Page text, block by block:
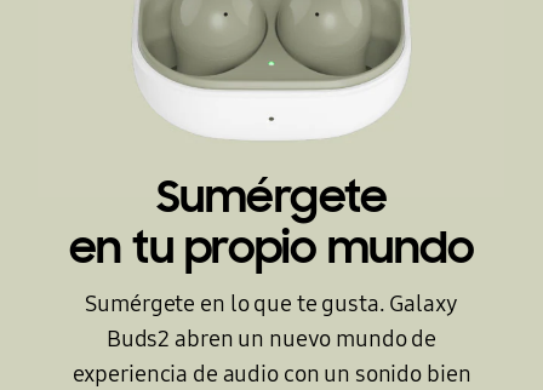
Sumérgete
en tu propio mundo
Sumérgete en lo que te gusta. Galaxy
Buds2 abren un nuevo mundo de
experiencia de audio con un sonido bien